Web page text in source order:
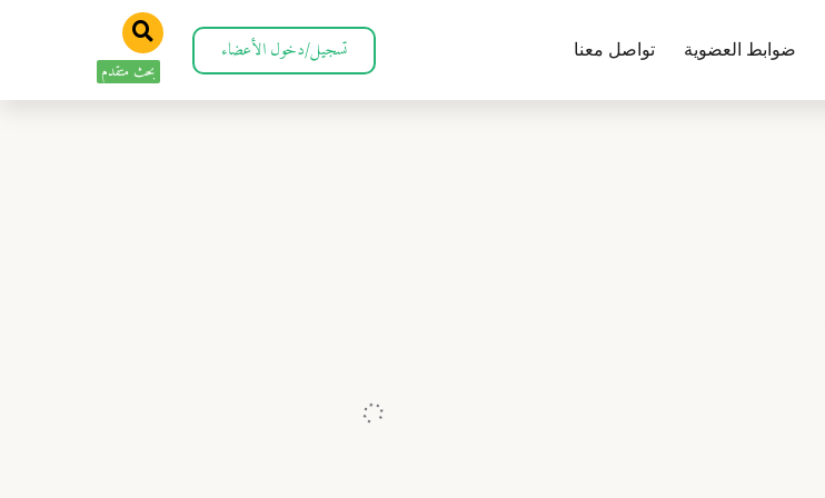
ضوابط العضوية تواصل معنا تسجيل/دخول الأعضاء
بحث متقدم